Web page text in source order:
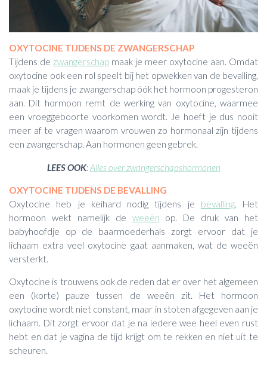
OXYTOCINE TIJDENS DE ZWANGERSCHAP
Tijdens de zwangerschap maak je meer oxytocine aan. Omdat
oxytocine ook een rol speelt bij het opwekken van de bevalling,
maak je tijdens je zwangerschap óók het hormoon progesteron
aan. Dit hormoon remt de werking van oxytocine, waarmee
een vroeggeboorte voorkomen wordt. Je hoeft je dus nooit
meer af te vragen waarom vrouwen zo hormonaal zijn tijdens
een zwangerschap. Aan hormonen geen gebrek.
LEES OOK:Alles over zwangerschapshormonen
OXYTOCINE TIJDENS DE BEVALLING
Oxytocine heb je keihard nodig tijdens je bevalling. Het
hormoon wekt namelijk de weeën op. De druk van het
babyhoofdje op de baarmoederhals zorgt ervoor dat je
lichaam extra veel oxytocine gaat aanmaken, wat de weeën
versterkt.
Oxytocine is trouwens ook de reden dat er over het algemeen
een (korte) pauze tussen de weeën zit. Het hormoon
oxytocine wordt niet constant, maar in stoten afgegeven aan je
lichaam. Dit zorgt ervoor dat je na iedere wee heel even rust
hebt en dat je vagina de tijd krijgt om te rekken en niet uit te
scheuren.